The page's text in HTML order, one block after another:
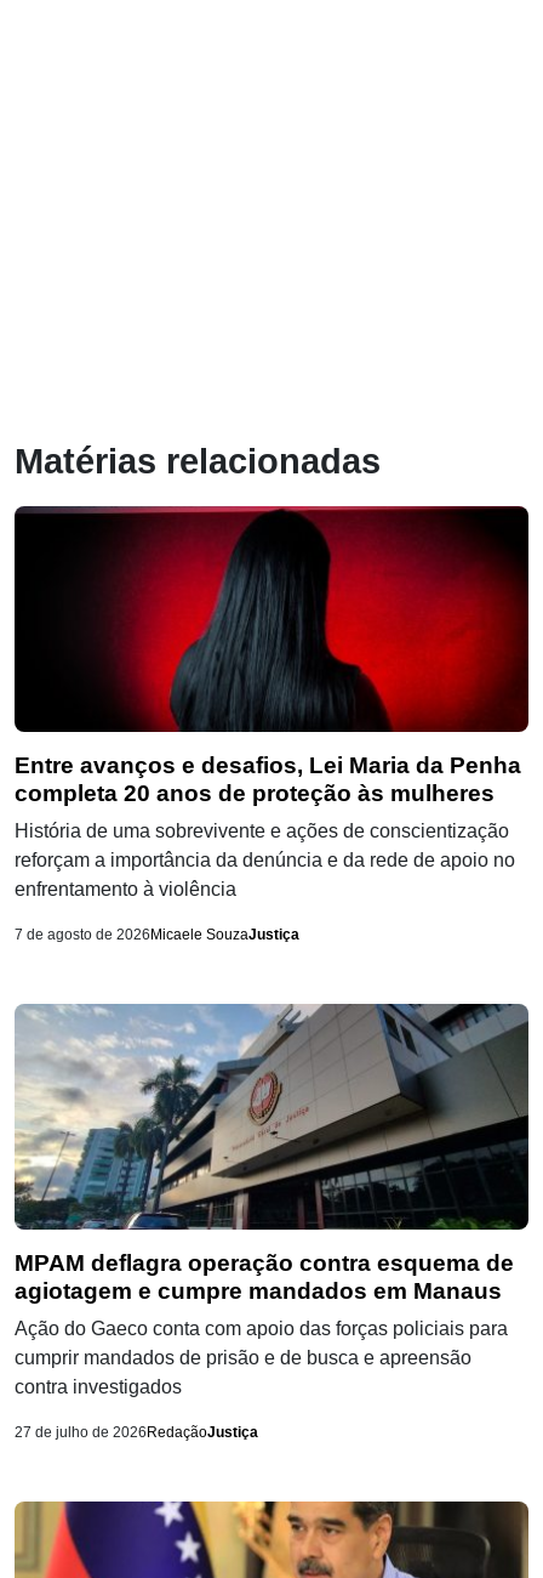
Matérias relacionadas
Entre avanços e desafios, Lei Maria da Penha
completa 20 anos de proteção às mulheres
História de uma sobrevivente e ações de conscientização
reforçam a importância da denúncia e da rede de apoio no
enfrentamento à violência
7 de agosto de 2026 Micaele SouzaJustiça
MPAM deflagra operação contra esquema de
agiotagem e cumpre mandados em Manaus
Ação do Gaeco conta com apoio das forças policiais para
cumprir mandados de prisão e de busca e apreensão
contra investigados
27 de julho de 2026 RedaçãoJustiça